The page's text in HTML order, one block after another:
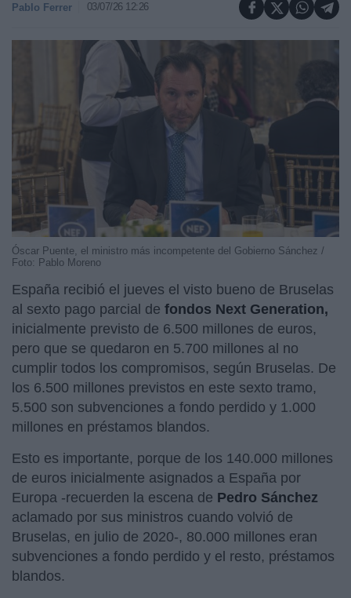
Pablo Ferrer 03/07/26 12:26
Óscar Puente, el ministro más incompetente del Gobierno Sánchez /
Foto: Pablo Moreno
España recibió el jueves el visto bueno de Bruselas
al sexto pago parcial de fondos Next Generation,
inicialmente previsto de 6.500 millones de euros,
pero que se quedaron en 5.700 millones al no
cumplir todos los compromisos, según Bruselas. De
los 6.500 millones previstos en este sexto tramo,
5.500 son subvenciones a fondo perdido y 1.000
millones en préstamos blandos.
Esto es importante, porque de los 140.000 millones
de euros inicialmente asignados a España por
Europa -recuerden la escena de Pedro Sánchez
aclamado por sus ministros cuando volvió de
Bruselas, en julio de 2020-, 80.000 millones eran
subvenciones a fondo perdido y el resto, préstamos
blandos.